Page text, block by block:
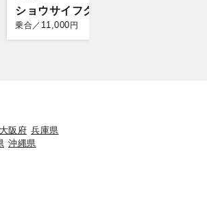
ショウサイフグ
乗合／ 11,000 円
大阪府 兵庫県
沖縄県